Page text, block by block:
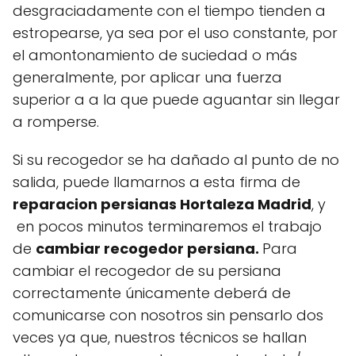
desgraciadamente con el tiempo tienden a
estropearse, ya sea por el uso constante, por
el amontonamiento de suciedad o más
generalmente, por aplicar una fuerza
superior a a la que puede aguantar sin llegar
a romperse.
Si su recogedor se ha dañado al punto de no
salida, puede llamarnos a esta firma de
reparacion persianas Hortaleza Madrid, y
en pocos minutos terminaremos el trabajo
de cambiar recogedor persiana. Para
cambiar el recogedor de su persiana
correctamente únicamente deberá de
comunicarse con nosotros sin pensarlo dos
veces ya que, nuestros técnicos se hallan